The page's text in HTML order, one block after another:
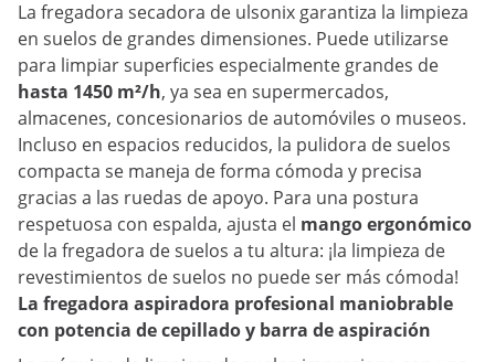
La fregadora secadora de ulsonix garantiza la limpieza
en suelos de grandes dimensiones. Puede utilizarse
para limpiar superficies especialmente grandes de
hasta 1450 m²/h, ya sea en supermercados,
almacenes, concesionarios de automóviles o museos.
Incluso en espacios reducidos, la pulidora de suelos
compacta se maneja de forma cómoda y precisa
gracias a las ruedas de apoyo. Para una postura
respetuosa con espalda, ajusta el mango ergonómico
de la fregadora de suelos a tu altura: ¡la limpieza de
revestimientos de suelos no puede ser más cómoda!
La fregadora aspiradora profesional maniobrable
con potencia de cepillado y barra de aspiración